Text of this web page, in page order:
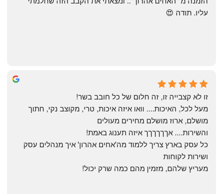
Yonatan Menashe
6 months ago
עליו. תודה 😍
זו לא קצבייה זו, זה חלום של כל חובב בשר!
מושלם, ארוז מושלם מחירים מעולים
והשירות.... אךךךךךך איזה תענוג באמת!
ושירות לקוחות
מעריץ שלהם, מזמין מהם כמה שרק יכול!